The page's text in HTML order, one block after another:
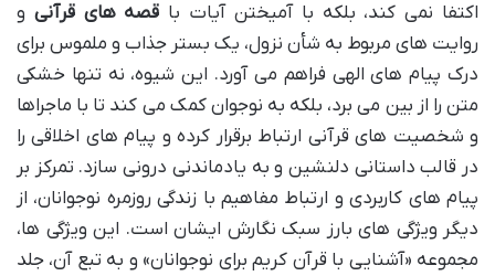
اکتفا نمی کند، بلکه با آمیختن آیات با قصه های قرآنی و
روایت های مربوط به شأن نزول، یک بستر جذاب و ملموس برای
درک پیام های الهی فراهم می آورد. این شیوه، نه تنها خشکی
متن را از بین می برد، بلکه به نوجوان کمک می کند تا با ماجراها
و شخصیت های قرآنی ارتباط برقرار کرده و پیام های اخلاقی را
در قالب داستانی دلنشین و به یادماندنی درونی سازد. تمرکز بر
پیام های کاربردی و ارتباط مفاهیم با زندگی روزمره نوجوانان، از
دیگر ویژگی های بارز سبک نگارش ایشان است. این ویژگی ها،
مجموعه «آشنایی با قرآن کریم برای نوجوانان» و به تبع آن، جلد